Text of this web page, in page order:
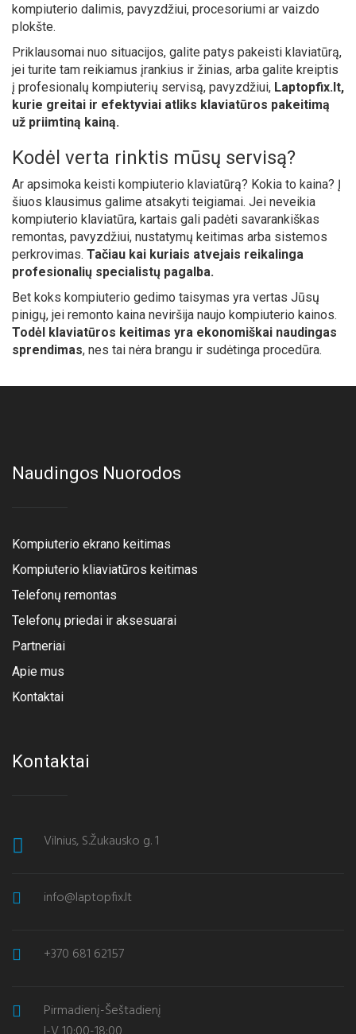
kompiuterio dalimis, pavyzdžiui, procesoriumi ar vaizdo
plokšte.
Priklausomai nuo situacijos, galite patys pakeisti klaviatūrą,
jei turite tam reikiamus įrankius ir žinias, arba galite kreiptis
į profesionalų kompiuterių servisą, pavyzdžiui, Laptopfix.lt,
kurie greitai ir efektyviai atliks klaviatūros pakeitimą
už priimtiną kainą.
Kodėl verta rinktis mūsų servisą?
Ar apsimoka keisti kompiuterio klaviatūrą? Kokia to kaina? Į
šiuos klausimus galime atsakyti teigiamai. Jei neveikia
kompiuterio klaviatūra, kartais gali padėti savarankiškas
remontas, pavyzdžiui, nustatymų keitimas arba sistemos
perkrovimas. Tačiau kai kuriais atvejais reikalinga
profesionalių specialistų pagalba.
Bet koks kompiuterio gedimo taisymas yra vertas Jūsų
pinigų, jei remonto kaina neviršija naujo kompiuterio kainos.
Todėl klaviatūros keitimas yra ekonomiškai naudingas
sprendimas, nes tai nėra brangu ir sudėtinga procedūra.
Naudingos Nuorodos
Kompiuterio ekrano keitimas
Kompiuterio kliaviatūros keitimas
Telefonų remontas
Telefonų priedai ir aksesuarai
Partneriai
Apie mus
Kontaktai
Kontaktai
Vilnius, S.Žukausko g. 1
info@laptopfix.lt
+370 681 62157
Pirmadienį-Šeštadienį